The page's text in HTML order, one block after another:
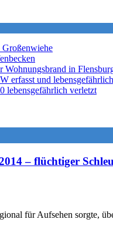
Großenwiehe
Wohnungsbrand in
erfasst und
lebensgefährlich verletzt
– flüchtiger
für Aufsehen sorgte,